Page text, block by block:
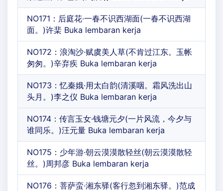
NO171：后庭花·一春不识西湖面(一春不识西湖
面。)许棐 Buka lembaran kerja
NO172：浪淘沙·赋虞美人草(不肯过江东。玉帐
匆匆。)辛弃疾 Buka lembaran kerja
NO173：忆秦娥·用太白韵(清溪咽。霜风洗出山
头月。)李之仪 Buka lembaran kerja
NO174：传言玉女·钱塘元夕(一片风流，今夕与
谁同乐。)汪元量 Buka lembaran kerja
NO175：少年游·朝云漠漠散轻丝(朝云漠漠散轻
丝。)周邦彦 Buka lembaran kerja
NO176：菩萨蛮·湘东驿(客行忽到湘东驿。)范成